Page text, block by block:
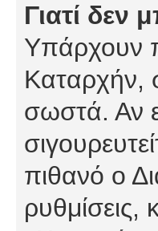
Γιατί
Υπάρχουν
Καταρχήν,
σωστά. Αν
πιθανό ο
ρυθμίσεις,